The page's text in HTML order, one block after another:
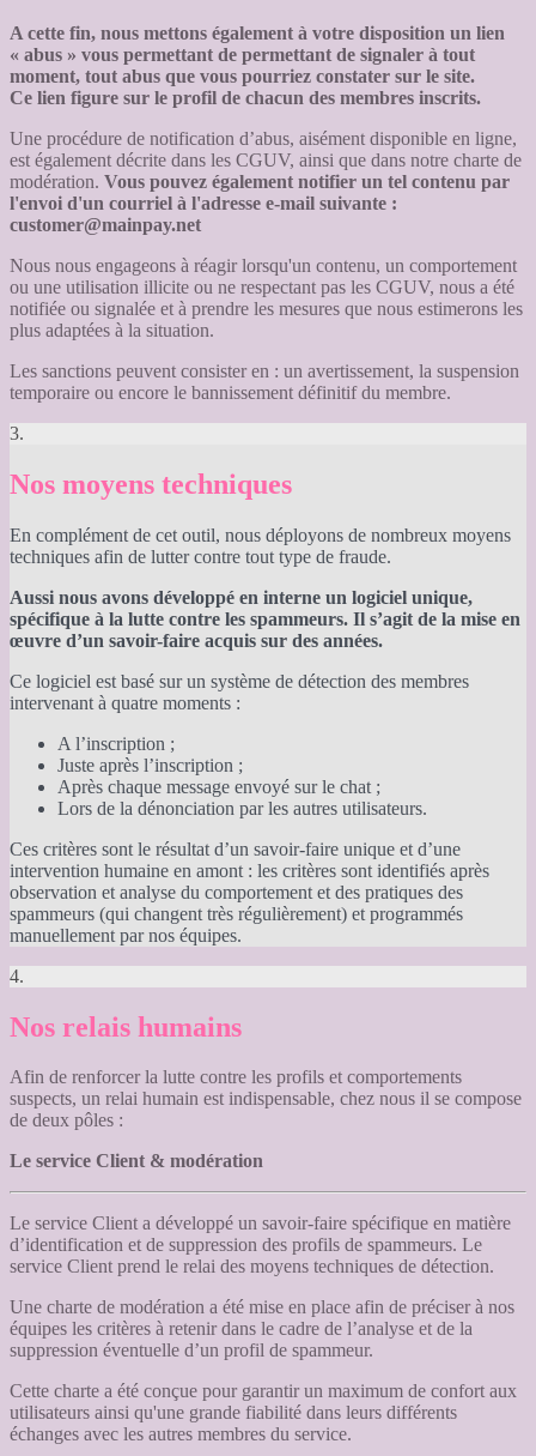
A cette fin, nous mettons également à votre disposition un lien
« abus » vous permettant de permettant de signaler à tout
moment, tout abus que vous pourriez constater sur le site.
Ce lien figure sur le profil de chacun des membres inscrits.
Une procédure de notification d’abus, aisément disponible en ligne,
est également décrite dans les CGUV, ainsi que dans notre charte de
modération. Vous pouvez également notifier un tel contenu par
l'envoi d'un courriel à l'adresse e-mail suivante :
customer@mainpay.net
Nous nous engageons à réagir lorsqu'un contenu, un comportement
ou une utilisation illicite ou ne respectant pas les CGUV, nous a été
notifiée ou signalée et à prendre les mesures que nous estimerons les
plus adaptées à la situation.
Les sanctions peuvent consister en : un avertissement, la suspension
temporaire ou encore le bannissement définitif du membre.
3.
Nos moyens techniques
En complément de cet outil, nous déployons de nombreux moyens
techniques afin de lutter contre tout type de fraude.
Aussi nous avons développé en interne un logiciel unique,
spécifique à la lutte contre les spammeurs. Il s’agit de la mise en
œuvre d’un savoir-faire acquis sur des années.
Ce logiciel est basé sur un système de détection des membres
intervenant à quatre moments :
A l’inscription ;
Juste après l’inscription ;
Après chaque message envoyé sur le chat ;
Lors de la dénonciation par les autres utilisateurs.
Ces critères sont le résultat d’un savoir-faire unique et d’une
intervention humaine en amont : les critères sont identifiés après
observation et analyse du comportement et des pratiques des
spammeurs (qui changent très régulièrement) et programmés
manuellement par nos équipes.
4.
Nos relais humains
Afin de renforcer la lutte contre les profils et comportements
suspects, un relai humain est indispensable, chez nous il se compose
de deux pôles :
Le service Client & modération
Le service Client a développé un savoir-faire spécifique en matière
d’identification et de suppression des profils de spammeurs. Le
service Client prend le relai des moyens techniques de détection.
Une charte de modération a été mise en place afin de préciser à nos
équipes les critères à retenir dans le cadre de l’analyse et de la
suppression éventuelle d’un profil de spammeur.
Cette charte a été conçue pour garantir un maximum de confort aux
utilisateurs ainsi qu'une grande fiabilité dans leurs différents
échanges avec les autres membres du service.